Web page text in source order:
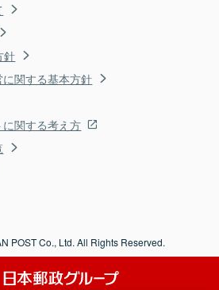
針
関する基本方針
関する考え方
POST Co., Ltd. All Rights Reserved.